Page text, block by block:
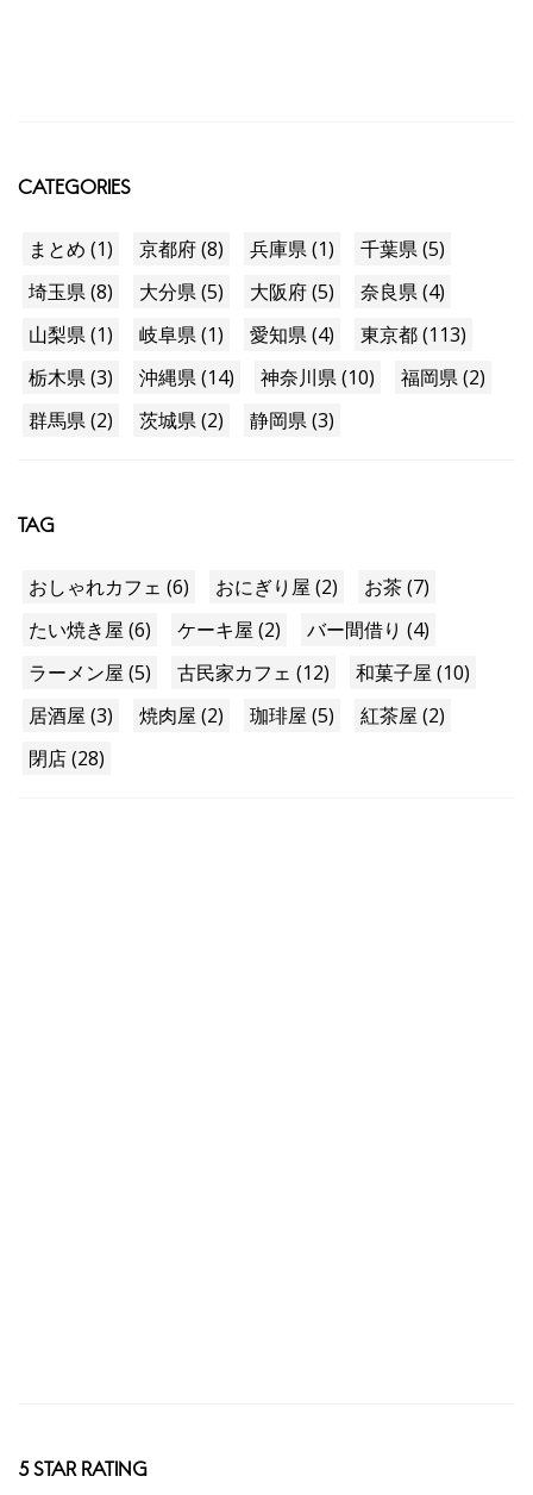
CATEGORIES
まとめ (1) 京都府 (8) 兵庫県 (1)
千葉県 (5)
埼玉県 (8)
大分県 (5) 大阪府 (5)
奈良県 (4)
山梨県 (1)
岐阜県 (1) 愛知県 (4)
東京都 (113)
栃木県 (3)
沖縄県 (14) 神奈川県 (10)
福岡県 (2)
群馬県 (2)
茨城県 (2) 静岡県 (3)
TAG
おしゃれカフェ (6) おにぎり屋 (2)
お茶 (7)
たい焼き屋 (6)
ケーキ屋 (2)
バー間借り (4)
ラーメン屋 (5)
古民家カフェ (12)
和菓子屋 (10)
居酒屋 (3)
焼肉屋 (2) 珈琲屋 (5)
紅茶屋 (2)
閉店 (28)
5 STAR RATING